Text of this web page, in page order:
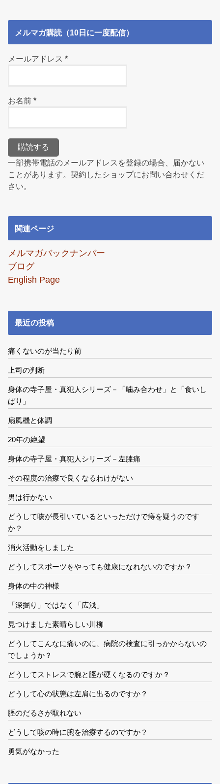
メルマガ購読（10日に一度配信）
メールアドレス*
お名前*
一部携帯電話のメールアドレスを登録の場合、届かない
ことがあります。契約したショップにお問い合わせくだ
さい。
関連ページ
メルマガバックナンバー
ブログ
English Page
最近の投稿
痛くないのが当たり前
上司の判断
身体の寺子屋・真犯人シリーズ－「噛み合わせ」と「食いし
ばり」
扇風機と体調
20年の絶望
身体の寺子屋・真犯人シリーズ－左膝痛
その程度の治療で良くなるわけがない
男は行かない
どうして咳が長引いているといっただけで痔を疑うのです
か？
消火活動をしました
どうしてスポーツをやっても健康になれないのですか？
身体の中の神様
「深掘り」ではなく「広浅」
見つけました素晴らしい川柳
どうしてこんなに痛いのに、病院の検査に引っかからないの
でしょうか？
どうしてストレスで腕と脛が硬くなるのですか？
どうして心の状態は左肩に出るのですか？
脛のだるさが取れない
どうして咳の時に腕を治療するのですか？
勇気がなかった